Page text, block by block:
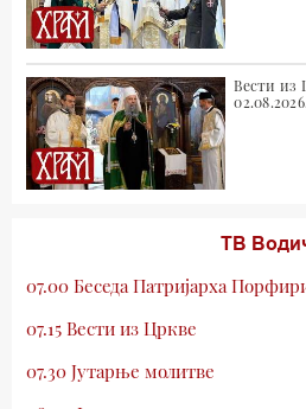
Вести из
02.08.2026.
ТВ
07.00 Беседа Патријарха
07.15 Вести из Цркве
07.30 Јутарње молитве